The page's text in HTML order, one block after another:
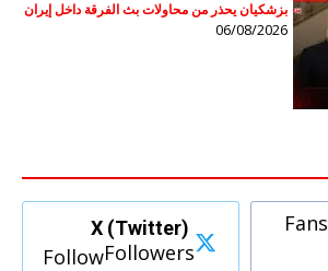
بزشكيان يحذر من محاولات بث الفرقة داخل إيران
06/08/2026
Fans
X (Twitter)
Followers
Follow